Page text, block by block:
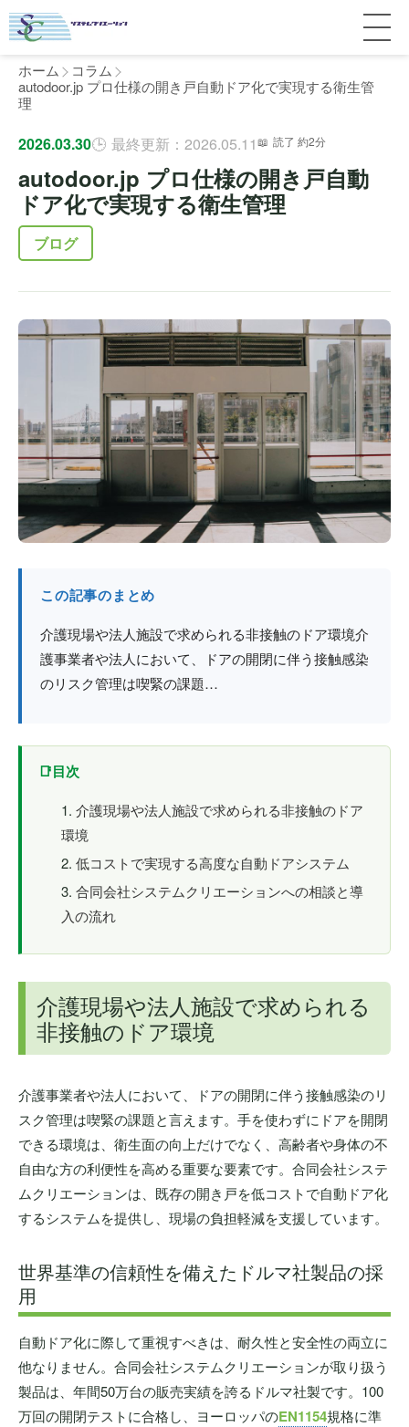
サービス紹介
料金
補助金
個人宅
マンション
ホテル
工場・倉庫
防火戸
全国対応について
神奈川
埼玉
茨城
栃木
関西エリア
施工事例
お客様の声
完全ガイド
製品比較
用語集
コラム
最新情報
個人のお客様へ
法人のお客様へ
ホーム
コラム
autodoor.jp プロ仕様の開き戸自動ドア化で実現する衛生管
理
2026.03.30 最終更新：2026.05.11 読了 約2分
autodoor.jp プロ仕様の開き戸自動
ドア化で実現する衛生管理
ブログ
この記事のまとめ
介護現場や法人施設で求められる非接触のドア環境介
護事業者や法人において、ドアの開閉に伴う接触感染
のリスク管理は喫緊の課題…
目次
介護現場や法人施設で求められる非接触のドア
環境
低コストで実現する高度な自動ドアシステム
合同会社システムクリエーションへの相談と導
入の流れ
介護現場や法人施設で求められる
非接触のドア環境
介護事業者や法人において、ドアの開閉に伴う接触感染のリ
スク管理は喫緊の課題と言えます。手を使わずにドアを開閉
できる環境は、衛生面の向上だけでなく、高齢者や身体の不
自由な方の利便性を高める重要な要素です。合同会社システ
ムクリエーションは、既存の開き戸を低コストで自動ドア化
するシステムを提供し、現場の負担軽減を支援しています。
世界基準の信頼性を備えたドルマ社製品の採
用
自動ドア化に際して重視すべきは、耐久性と安全性の両立に
他なりません。合同会社システムクリエーションが取り扱う
製品は、年間50万台の販売実績を誇るドルマ社製です。100
万回の開閉テストに合格し、ヨーロッパのEN1154規格に準